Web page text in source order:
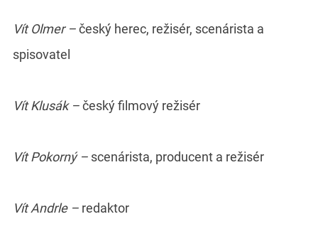
Vít Olmer –český herec, režisér, scenárista a
spisovatel
Vít Klusák –český filmový režisér
Vít Pokorný – scenárista, producent a režisér
Vít Andrle – redaktor